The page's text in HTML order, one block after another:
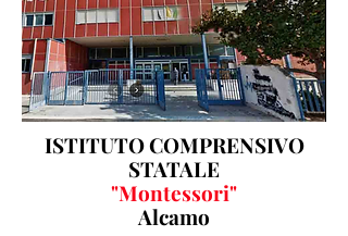
ISTITUTO COMPRENSIVO
STATALE
"Montessori"
Alcamo